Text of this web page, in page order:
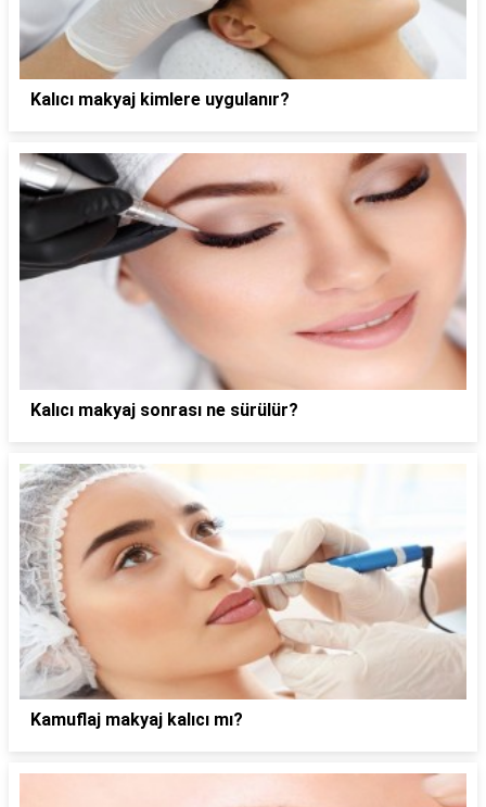
Kalıcı makyaj kimlere uygulanır?
Kalıcı makyaj sonrası ne sürülür?
Kamuflaj makyaj kalıcı mı?